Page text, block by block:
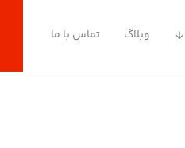
وبلاگ تماس با ما